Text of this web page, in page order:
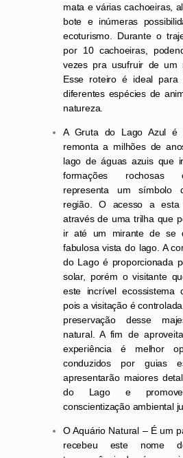
mata e várias cachoeiras,
bote e inúmeras
ecoturismo. Durante o
por 10 cachoeiras,
vezes pra usufruir de um
Esse roteiro é ideal para
diferentes espécies de
natureza.
A Gruta do Lago Azul é
remonta a milhões de
lago de águas azuis que
formações rochosas
representa um símbolo
região. O acesso a
através de uma trilha que
ir até um mirante de se
fabulosa vista do lago. A
do Lago é proporcionada
solar, porém o visitante
este incrível ecossistema
pois a visitação é
preservação desse
natural. A fim de
experiência é melhor
conduzidos por guias
apresentarão maiores
do Lago e
conscientização ambiental
O Aquário Natural – É um
recebeu este nome